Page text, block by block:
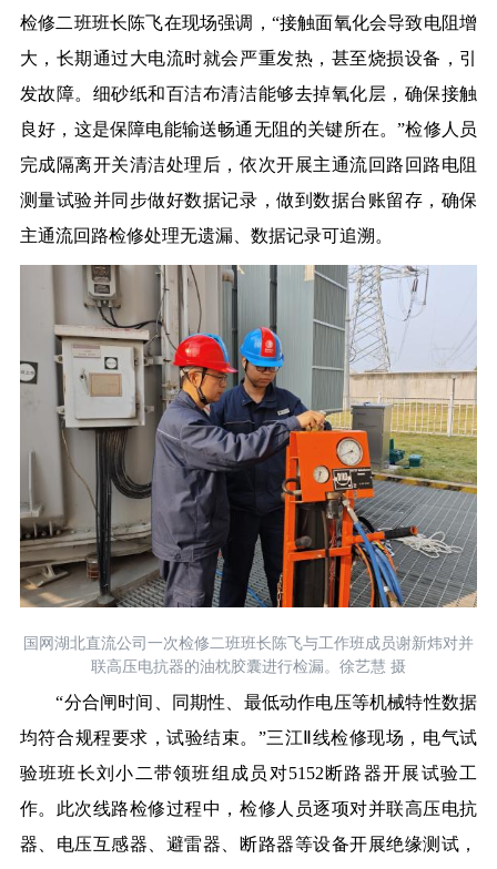
检修二班班长陈飞在现场强调，“接触面氧化会导致电阻增
大，长期通过大电流时就会严重发热，甚至烧损设备，引
发故障。细砂纸和百洁布清洁能够去掉氧化层，确保接触
良好，这是保障电能输送畅通无阻的关键所在。”检修人员
完成隔离开关清洁处理后，依次开展主通流回路回路电阻
测量试验并同步做好数据记录，做到数据台账留存，确保
主通流回路检修处理无遗漏、数据记录可追溯。
国网湖北直流公司一次检修二班班长陈飞与工作班成员谢新炜对并
联高压电抗器的油枕胶囊进行检漏。徐艺慧 摄
“分合闸时间、同期性、最低动作电压等机械特性数据
均符合规程要求，试验结束。”三江Ⅱ线检修现场，电气试
验班班长刘小二带领班组成员对5152断路器开展试验工
作。此次线路检修过程中，检修人员逐项对并联高压电抗
器、电压互感器、避雷器、断路器等设备开展绝缘测试，